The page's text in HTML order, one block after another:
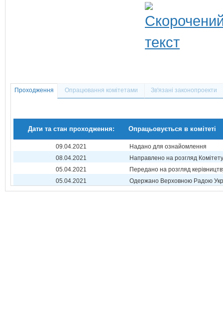
Проходження Опрацювання комітетами Зв'язані законопроекти
Дати та стан проходження: Опрацьовується в комітеті
09.04.2021
Надано для ознайомлення
08.04.2021
Направлено на розгляд Комітету
05.04.2021
Передано на розгляд
05.04.2021
Одержано Верховною Радою